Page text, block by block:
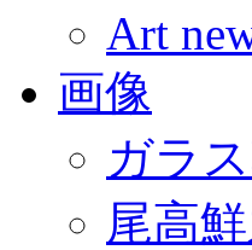
Art
画像
ガラ
尾高